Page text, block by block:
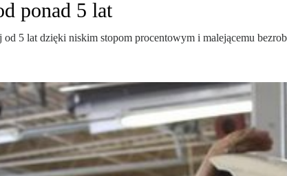
ponad 5 lat
5 lat dzięki niskim stopom procentowym i malejącemu